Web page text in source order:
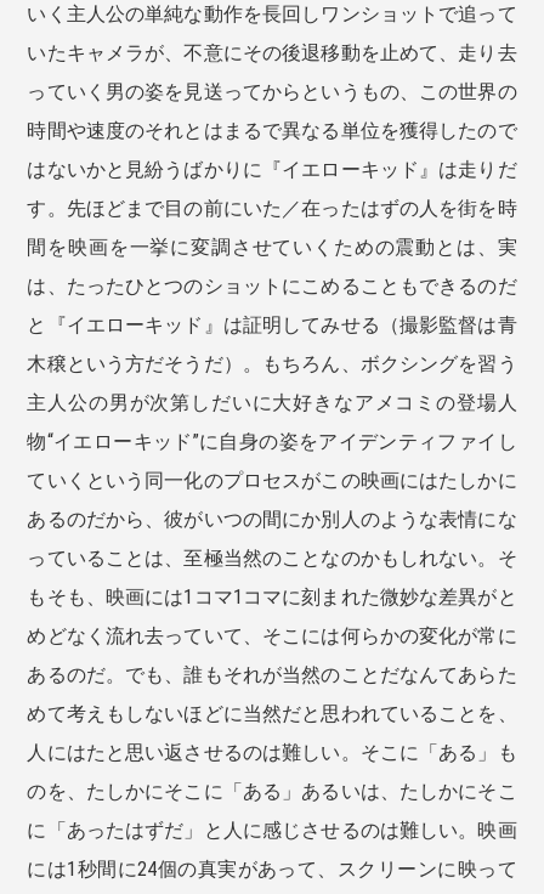
いく主人公の単純な動作を長回しワンショットで追って
いたキャメラが、不意にその後退移動を止めて、走り去
っていく男の姿を見送ってからというもの、この世界の
時間や速度のそれとはまるで異なる単位を獲得したので
はないかと見紛うばかりに『イエローキッド』は走りだ
す。先ほどまで目の前にいた／在ったはずの人を街を時
間を映画を一挙に変調させていくための震動とは、実
は、たったひとつのショットにこめることもできるのだ
と『イエローキッド』は証明してみせる（撮影監督は青
木穣という方だそうだ）。もちろん、ボクシングを習う
主人公の男が次第しだいに大好きなアメコミの登場人
物“イエローキッド”に自身の姿をアイデンティファイし
ていくという同一化のプロセスがこの映画にはたしかに
あるのだから、彼がいつの間にか別人のような表情にな
っていることは、至極当然のことなのかもしれない。そ
もそも、映画には1コマ1コマに刻まれた微妙な差異がと
めどなく流れ去っていて、そこには何らかの変化が常に
あるのだ。でも、誰もそれが当然のことだなんてあらた
めて考えもしないほどに当然だと思われていることを、
人にはたと思い返させるのは難しい。そこに「ある」も
のを、たしかにそこに「ある」あるいは、たしかにそこ
に「あったはずだ」と人に感じさせるのは難しい。映画
には1秒間に24個の真実があって、スクリーンに映って